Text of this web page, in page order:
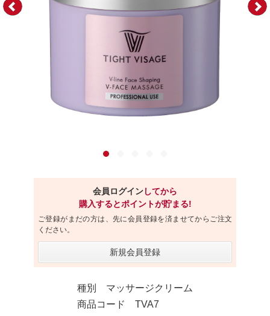
会員ログインしてから
購入するとポイントが貯まる!
ご登録がまだの方は、先に会員登録を済ませてからご注文
ください。
新規会員登録
種別 マッサージクリーム
商品コード TVA7